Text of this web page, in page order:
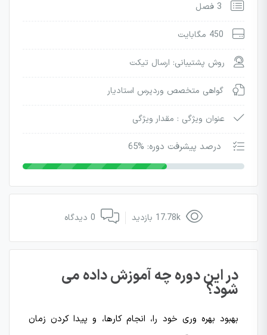
3 فصل
450 مگابایت
روش پشتیبانی: ارسال تیکت
گواهی متخصص وردپرس استادیار
عنوان ویژگی : مقدار ویژگی
درصد پیشرفت دوره: %65
در این دوره چه آموزش داده می
شود؟
بهبود بهره وری خود را، انجام کارها، و پیدا کردن زمان